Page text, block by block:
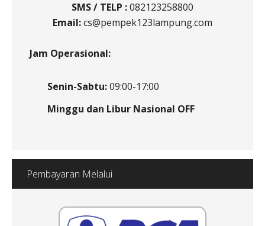
SMS / TELP :082123258800
Email:cs@pempek123lampung.com
Jam Operasional:
Senin-Sabtu:09:00-17:00
Minggu dan Libur Nasional OFF
Pembayaran Melalui